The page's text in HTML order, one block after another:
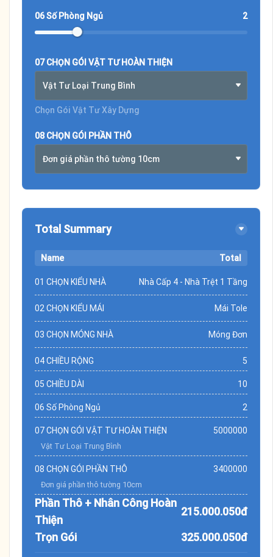
06 Số Phòng Ngủ 2
07 CHỌN GÓI VẬT TƯ HOÀN THIỆN
Vật Tư Loại Trung Bình
Chọn Gói Vật Tư Xây Dựng
08 CHỌN GÓI PHẦN THÔ
Đơn giá phần thô tường 10cm
Total Summary
Name Total
01 CHỌN KIỂU NHÀ Nhà Cấp 4 - Nhà Trệt 1 Tầng
02 CHỌN KIỂU MÁI Mái Tole
03 CHỌN MÓNG NHÀ Móng Đơn
04 CHIỀU RỘNG 5
05 CHIỀU DÀI 10
06 Số Phòng Ngủ 2
07 CHỌN GÓI VẬT TƯ HOÀN THIỆN
Vật Tư Loại Trung Bình
5000000
08 CHỌN GÓI PHẦN THÔ
Đơn giá phần thô tường 10cm
3400000
Phần Thô + Nhân Công Hoàn
Thiện
215.000.050đ
Trọn Gói
325.000.050đ